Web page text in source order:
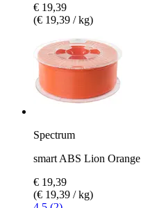
€ 19,39
(€ 19,39 / kg)
Spectrum
smart ABS Lion Orange
€ 19,39
(€ 19,39 / kg)